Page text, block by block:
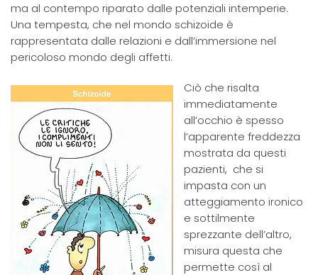
ma al contempo riparato dalle potenziali intemperie.
Una tempesta, che nel mondo schizoide è
rappresentata dalle relazioni e dall’immersione nel
pericoloso mondo degli affetti.
Ciò che risalta
immediatamente
all’occhio è spesso
l’apparente freddezza
mostrata da questi
pazienti, che si
impasta con un
atteggiamento ironico
e sottilmente
sprezzante dell’altro,
misura questa che
permette così al